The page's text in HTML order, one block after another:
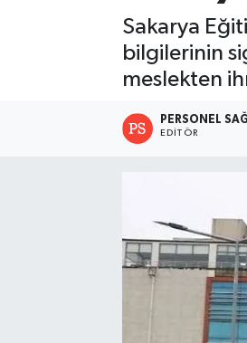
Sakarya
bilgilerinin
meslekten
PERSONEL
EDITÖR